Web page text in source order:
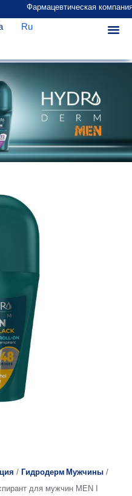
Фармацевтическая компания
Ru
/ Гидродерм Мужчины /
для мужчин MEN I